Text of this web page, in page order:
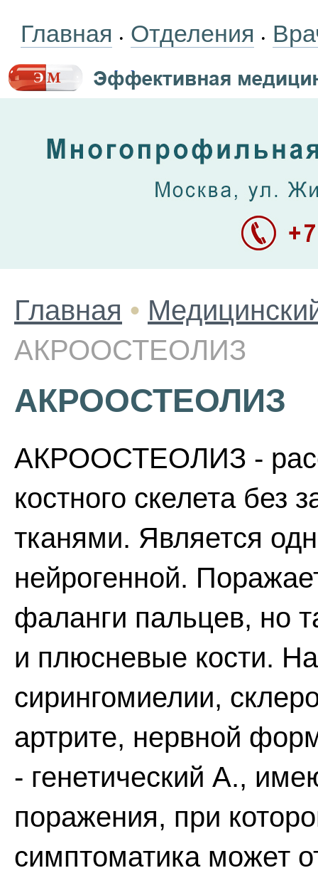
Главная • Отделения •
Главная •
АКРООСТЕОЛИЗ
АКРООСТЕОЛИЗ
АКРООСТЕОЛИЗ -
костного скелета без
тканями. Является
нейрогенной.
фаланги пальцев, но
и плюсневые кости.
сирингомиелии,
артрите, нервной
- генетический А.,
поражения, при
симптоматика может